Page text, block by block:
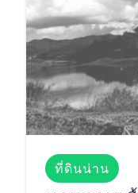
ที่ดินน่าน